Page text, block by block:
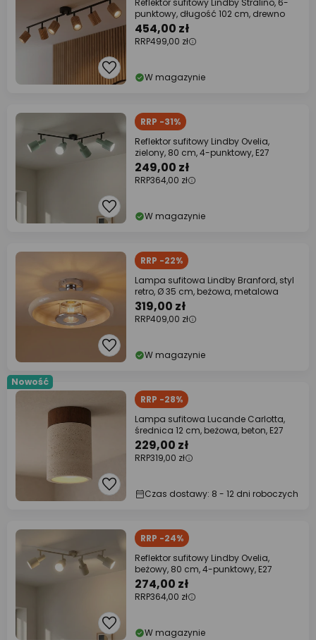
Reflektor sufitowy Lindby Stralino, 6-
punktowy, długość 102 cm, drewno
454,00 zł
RRP499,00 zł
W magazynie
RRP -31%
Reflektor sufitowy Lindby Ovelia,
zielony, 80 cm, 4-punktowy, E27
249,00 zł
RRP364,00 zł
W magazynie
RRP -22%
Lampa sufitowa Lindby Branford, styl
retro, Ø 35 cm, beżowa, metalowa
319,00 zł
RRP409,00 zł
W magazynie
Nowość
RRP -28%
Lampa sufitowa Lucande Carlotta,
średnica 12 cm, beżowa, beton, E27
229,00 zł
RRP319,00 zł
Czas dostawy: 8 - 12 dni roboczych
RRP -24%
Reflektor sufitowy Lindby Ovelia,
beżowy, 80 cm, 4-punktowy, E27
274,00 zł
RRP364,00 zł
W magazynie